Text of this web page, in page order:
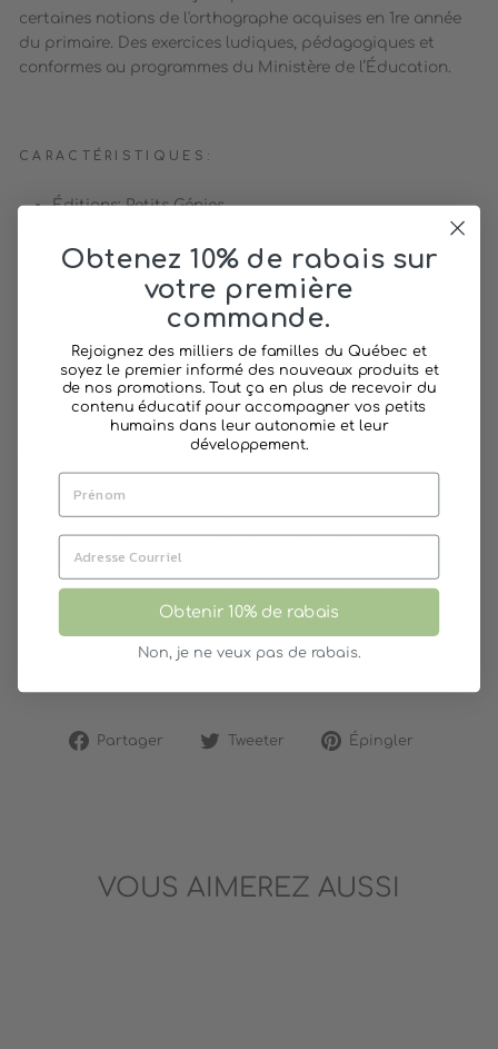
certaines notions de l'orthographe acquises en 1re année
du primaire. Des exercices ludiques, pédagogiques et
conformes au programmes du Ministère de l’Éducation.
CARACTÉRISTIQUES:
Éditions: Petits Génies
Charbonneau
Nombre de pages: 13
Format : PDF à imprimer, 8 1/2 x 11
Conçu au Québec
PETITS GÉNIES
Petits Génies
ce sont des livres aux illustrations tendres et
colorées et aux textes soignés, dont les sujets stimulent la
curiosité des enfants. Des livres-jeux aux ardoises
effaçables, des imagiers aux coffrets thématiques, le soin
porté à la qualité de la fabrication et à l’originalité des
formats fait la fierté de notre maison.De plus,Petits
se distingue aussi par la qualité et l’immense
Partager
PartagerTweeter
TweeterÉpingler
VOUS AIMEREZ AUSSI
Obtenez 10% de rabais sur
votre première
commande.
Rejoignez des milliers de familles du Québec et
soyez le premier informé des nouveaux produits et
de nos promotions. Tout ça en plus de recevoir du
contenu éducatif pour accompagner vos petits
humains dans leur autonomie et leur
développement.
Obtenir 10% de rabais
Non, je ne veux pas de rabais.